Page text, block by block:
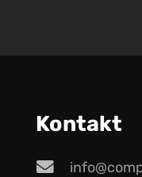
Kontakt